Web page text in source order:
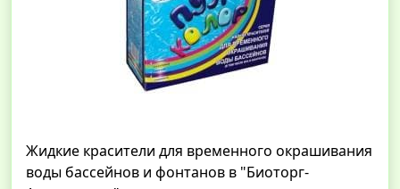
Жидкие красители для временного окрашивания
воды бассейнов и фонтанов в "Биоторг-